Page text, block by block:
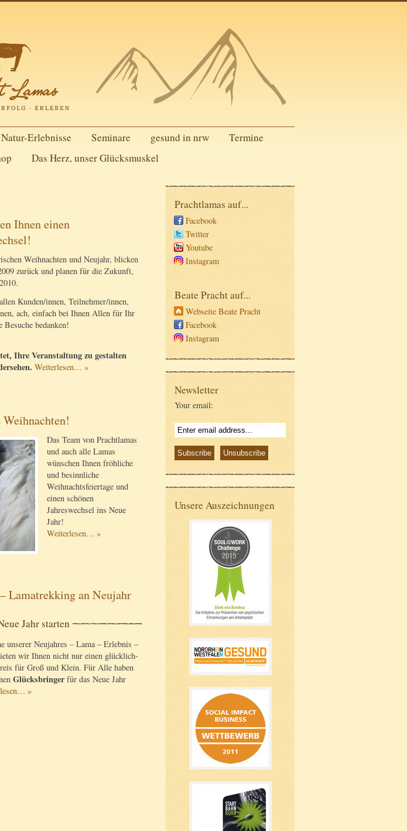
Natur-Erlebnisse Seminare gesund in nrw
Termine
Das Herz, unser Glücksmuskel
Prachtlamas auf...
Facebook
Twitter
Youtube
Instagram
Beate Pracht auf...
Webseite Beate Pracht
Facebook
Instagram
Newsletter
Your email:
Unsere Auszeichnungen
Ihnen einen
Weihnachten und Neujahr, blicken
zurück und planen für die Zukunft,
Kunden/innen, Teilnehmer/innen,
ach, einfach bei Ihnen Allen für Ihr
bedanken!
Ihre Veranstaltung zu gestalten
Weiterlesen… »
Das Team von Prachtlamas
und auch alle Lamas
wünschen Ihnen fröhliche
und besinnliche
Weihnachtsfeiertage und
einen schönen
Jahreswechsel ins Neue
Jahr!
Weiterlesen… »
Lamatrekking an Neujahr
Jahr starten
unserer Neujahres – Lama – Erlebnis –
wir Ihnen nicht nur einen glücklich-
für Groß und Klein. Für Alle haben
Glücksbringer für das Neue Jahr
»